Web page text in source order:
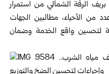
الرقةالشمالي من استمرار
الأحياء، مطالبين الجهات
لتحسين واقع الخدمة وضمان